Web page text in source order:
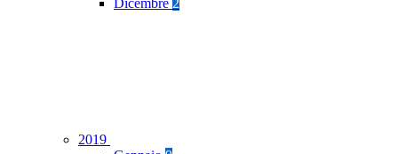
Dicembre 2
2019